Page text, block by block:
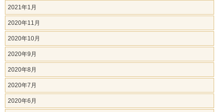
2021年1月
2020年11月
2020年10月
2020年9月
2020年8月
2020年7月
2020年6月